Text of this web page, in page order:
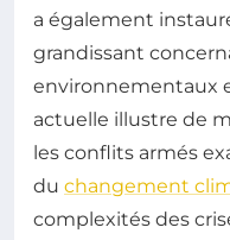
a également
grandissant
environnementaux
actuelle illustre de
les conflits armés
du changement
complexités des